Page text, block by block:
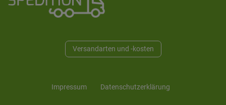
Versandarten und -kosten
Impressum Daten­schutz­erklärung